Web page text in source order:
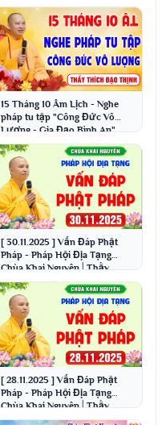
15 Tháng 10 Âm Lịch - Nghe
pháp tu tập "Công Đức Vô
Lượng - Gia Đạo Bình An"
│Thầy Thích Đạo Thịnh
[ 30.11.2025 ] Vấn Đáp Phật
Pháp - Pháp Hội Địa Tạng
Chùa Khai Nguyên│Thầy
Thích Đạo Thịnh
[ 28.11.2025 ] Vấn Đáp Phật
Pháp - Pháp Hội Địa Tạng
Chùa Khai Nguyên│Thầy
Thích Đạo Thịnh